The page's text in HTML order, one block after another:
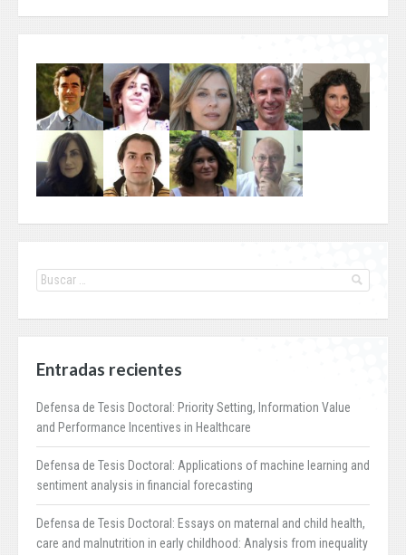
Entradas recientes
Defensa de Tesis Doctoral: Priority Setting, Information Value
and Performance Incentives in Healthcare
Defensa de Tesis Doctoral: Applications of machine learning and
sentiment analysis in financial forecasting
Defensa de Tesis Doctoral: Essays on maternal and child health,
care and malnutrition in early childhood: Analysis from inequality